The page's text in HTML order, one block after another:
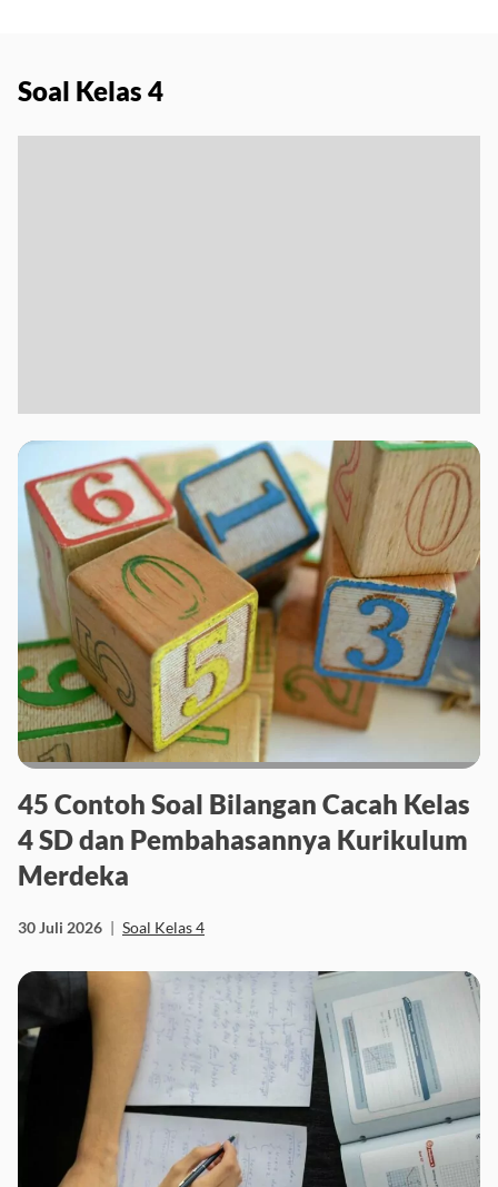
Soal Kelas 4
45 Contoh Soal Bilangan Cacah Kelas
4 SD dan Pembahasannya Kurikulum
Merdeka
30 Juli 2026 | Soal Kelas 4